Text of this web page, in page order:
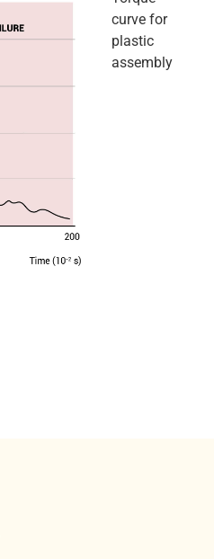
curve for
plastic
assembly